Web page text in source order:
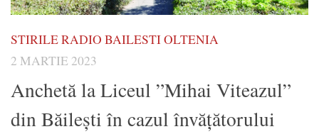
STIRILE RADIO BAILESTI OLTENIA
2 MARTIE 2023
Anchetă la Liceul ”Mihai Viteazul”
din Băilești în cazul învățătorului